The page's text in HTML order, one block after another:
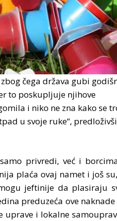
čega država gubi
to poskupljuje njihove
i niko ne zna kako se
u svoje ruke“, predloživši
privredi, već i
plaća ovaj namet i još
jeftinije da plasiraju
preduzeća ove naknade
uprave i lokalne